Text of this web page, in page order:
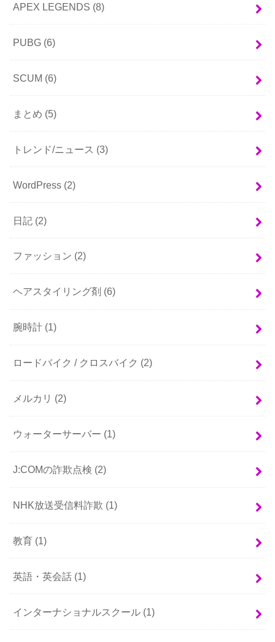
APEX LEGENDS (8)
PUBG (6)
SCUM (6)
まとめ (5)
トレンド/ニュース (3)
WordPress (2)
日記 (2)
ファッション (2)
ヘアスタイリング剤 (6)
腕時計 (1)
ロードバイク / クロスバイク (2)
メルカリ (2)
ウォーターサーバー (1)
J:COMの詐欺点検 (2)
NHK放送受信料詐欺 (1)
教育 (1)
英語・英会話 (1)
インターナショナルスクール (1)